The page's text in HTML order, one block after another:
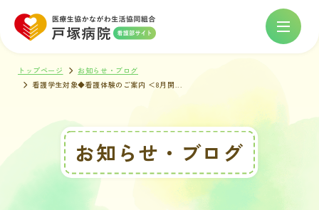
トップページ
お知らせ・ブログ
看護学生対象◆看護体験のご案内 ＜8月開...
お知らせ・ブログ